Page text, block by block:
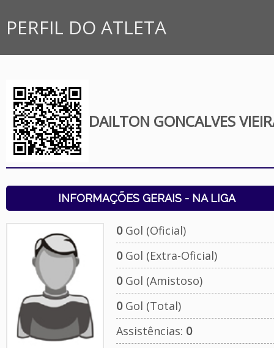
PERFIL DO ATLETA
DAILTON GONCALVES
INFORMAÇÕES GERAIS - NA LIGA
0Gol (Oficial)
0Gol (Extra-Oficial)
0Gol (Amistoso)
0Gol (Total)
Assistências: 0